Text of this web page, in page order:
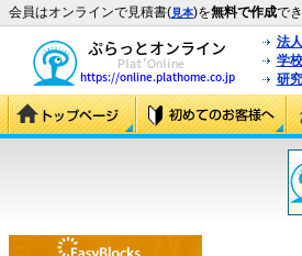
会員はオンラインで見積書(見本)を無料で作成で
法
学
研